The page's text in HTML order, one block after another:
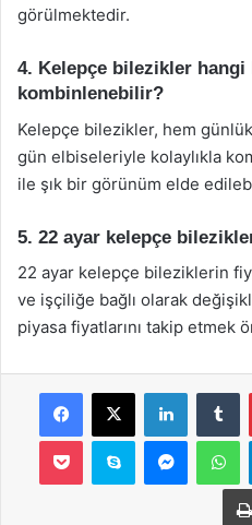
görülmektedir.
4. Kelepçe bilezikler hangi
kombinlenebilir?
Kelepçe bilezikler, hem
gün elbiseleriyle kolaylıkla
ile şık bir görünüm elde
5. 22 ayar kelepçe
22 ayar kelepçe bileziklerin
ve işçiliğe bağlı olarak
piyasa fiyatlarını takip etmek
Facebook
X LinkedIn
Pocket Skype